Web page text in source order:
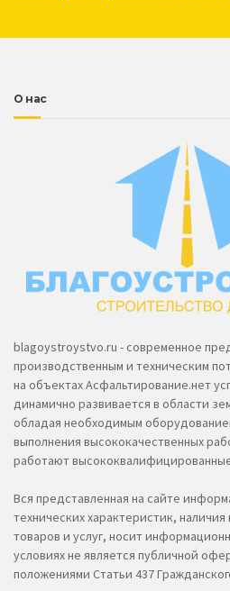
О нас
blagoystroystvo.ru - современное
производственным и техническим
на объектах Асфальтирование.нет
динамично развивается в области
обладая необходимым
выполнения высококачественных
работают
Вся представленная на сайте
технических характеристик,
товаров и услуг, носит
условиях не является публичной
положениями Статьи 437